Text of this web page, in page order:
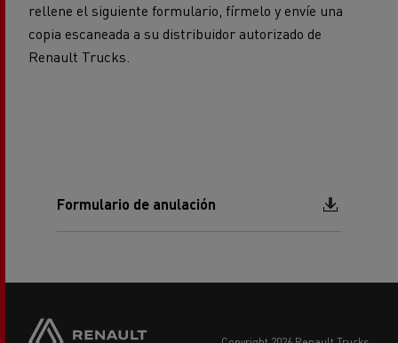
rellene el siguiente formulario, fírmelo y envíe una
copia escaneada a su distribuidor autorizado de
Renault Trucks.
Formulario de anulación Document